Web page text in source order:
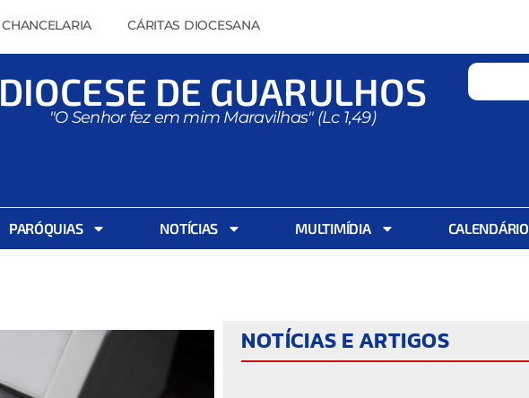
CHANCELARIA CÁRITAS DIOCESANA
DIOCESE DE GUARULHOS
"O Senhor fez em mim Maravilhas" (Lc 1,49)
PARÓQUIAS NOTÍCIAS MULTIMÍDIA CALENDÁRIO
NOTÍCIAS E ARTIGOS